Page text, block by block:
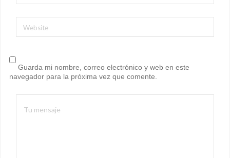
Website
Guarda mi nombre, correo electrónico y web en este
navegador para la próxima vez que comente.